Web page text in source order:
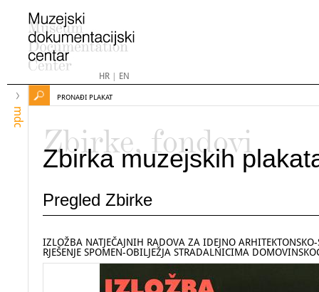
HR| EN
mdc
PRONAĐI PLAKAT
Zbirke, fondovi
Zbirka muzejskih
Pregled Zbirke
IZLOŽBA NATJEČAJNIH RADOVA ZA IDEJNO
RJEŠENJE SPOMEN-OBILJEŽJA STRADALNICIMA